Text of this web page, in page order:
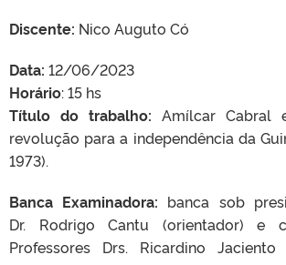
Discente: Nico Auguto Có
Data: 12/06/2023
Horário: 15 hs
Título do trabalho: Amílcar Cabral
revolução para a independência da
1973).
Banca Examinadora: banca sob
Dr. Rodrigo Cantu (orientador) e
Professores Drs. Ricardino Jaciento